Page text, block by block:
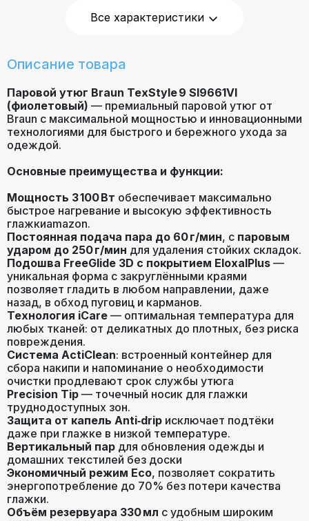
Объем резервуара
Функции
Tip, Anti‑drip, Vertical Steam,
ActiClean, Eco
Длина шнура
Вертикальное
отпаривание
Да
Защита от капель
Все характеристики
Описание товара
Паровой утюг Braun TexStyle 9 SI9661VI
(фиолетовый) — премиальный паровой утюг от
Braun с максимальной мощностью и инновационными
технологиями для быстрого и бережного ухода за
одеждой.
Основные преимущества и функции:
Мощность 3 100 Вт обеспечивает максимально
быстрое нагревание и высокую эффективность
глажкиamazon.
Постоянная подача пара до 60 г/мин, с паровым
ударом до 250 г/мин для удаления стойких складок.
Подошва FreeGlide 3D с покрытием EloxalPlus —
уникальная форма с закруглёнными краями
позволяет гладить в любом направлении, даже
назад, в обход пуговиц и карманов.
Технология iCare — оптимальная температура для
любых тканей: от деликатных до плотных, без риска
повреждения.
Система ActiClean: встроенный контейнер для
сбора накипи и напоминание о необходимости
очистки продлевают срок службы утюга
Precision Tip — точечный носик для глажки
труднодоступных зон.
Защита от капель Anti‑drip исключает подтёки
даже при глажке в низкой температуре.
Вертикальный пар для обновления одежды и
домашних текстилей без доски
Экономичный режим Eco, позволяет сократить
энергопотребление до 70% без потери качества
глажки.
Объём резервуара 330 мл с удобным широким